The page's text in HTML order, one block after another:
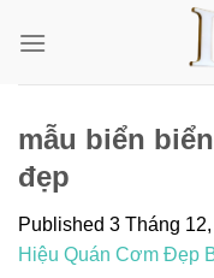
mẫu biển
đẹp
Published 3 Tháng
Hiệu Quán Cơm Đẹp